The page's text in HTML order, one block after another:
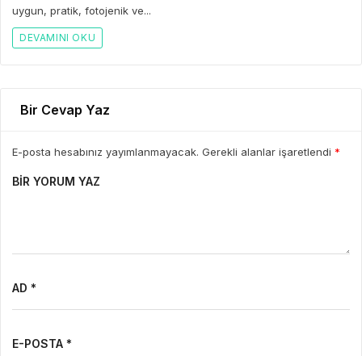
uygun, pratik, fotojenik ve...
DEVAMINI OKU
Bir Cevap Yaz
E-posta hesabınız yayımlanmayacak. Gerekli alanlar işaretlendi *
BIR YORUM YAZ
AD *
E-POSTA *